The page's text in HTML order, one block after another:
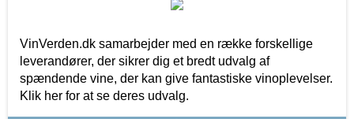
VinVerden.dk samarbejder med en række forskellige
leverandører, der sikrer dig et bredt udvalg af
spændende vine, der kan give fantastiske vinoplevelser.
Klik her for at se deres udvalg.